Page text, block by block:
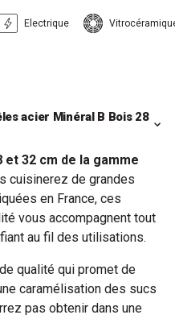
Electrique
acier Minéral B Bois 28
32 cm de la gamme
cuisinerez de grandes
en France, ces
vous accompagnent tout
au fil des utilisations.
qualité qui promet de
caramélisation des sucs
pas obtenir dans une